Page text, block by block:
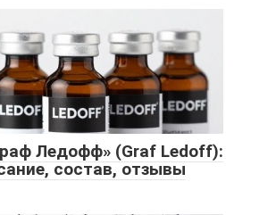
Ледофф» (Graf Ledoff):
состав, отзывы